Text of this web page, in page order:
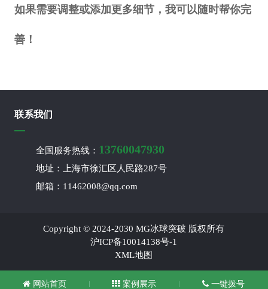
如果需要调整或添加更多细节，我可以随时帮你完
善！
联系我们
全国服务热线： 13760047930
地址：上海市徐汇区人民路287号
邮箱：11462008@qq.com
Copyright © 2024-2030 MG冰球突破 版权所有
沪ICP备10014138号-1
XML地图
网站首页 案例展示 一键拨号